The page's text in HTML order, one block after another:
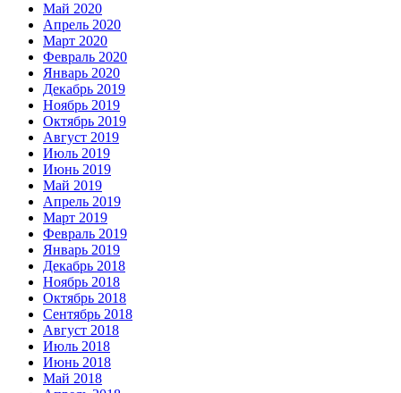
Май 2020
Апрель 2020
Март 2020
Февраль 2020
Январь 2020
Декабрь 2019
Ноябрь 2019
Октябрь 2019
Август 2019
Июль 2019
Июнь 2019
Май 2019
Апрель 2019
Март 2019
Февраль 2019
Январь 2019
Декабрь 2018
Ноябрь 2018
Октябрь 2018
Сентябрь 2018
Август 2018
Июль 2018
Июнь 2018
Май 2018